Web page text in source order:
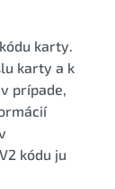
karty.
karty a k
prípade,
kódu ju